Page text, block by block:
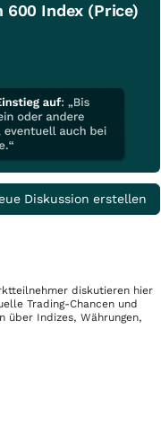
600 Index (Price)
Diskussion erstellen
diskutieren hier
Trading-Chancen und
über Indizes, Währungen,